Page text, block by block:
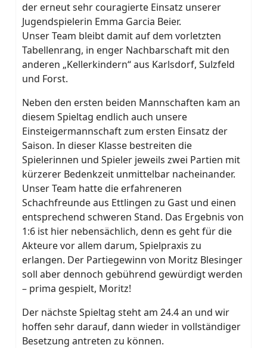
der erneut sehr couragierte Einsatz unserer
Jugendspielerin Emma Garcia Beier.
Unser Team bleibt damit auf dem vorletzten
Tabellenrang, in enger Nachbarschaft mit den
anderen „Kellerkindern“ aus Karlsdorf, Sulzfeld
und Forst.
Neben den ersten beiden Mannschaften kam an
diesem Spieltag endlich auch unsere
Einsteigermannschaft zum ersten Einsatz der
Saison. In dieser Klasse bestreiten die
Spielerinnen und Spieler jeweils zwei Partien mit
kürzerer Bedenkzeit unmittelbar nacheinander.
Unser Team hatte die erfahreneren
Schachfreunde aus Ettlingen zu Gast und einen
entsprechend schweren Stand. Das Ergebnis von
1:6 ist hier nebensächlich, denn es geht für die
Akteure vor allem darum, Spielpraxis zu
erlangen. Der Partiegewinn von Moritz Blesinger
soll aber dennoch gebührend gewürdigt werden
– prima gespielt, Moritz!
Der nächste Spieltag steht am 24.4 an und wir
hoffen sehr darauf, dann wieder in vollständiger
Besetzung antreten zu können.